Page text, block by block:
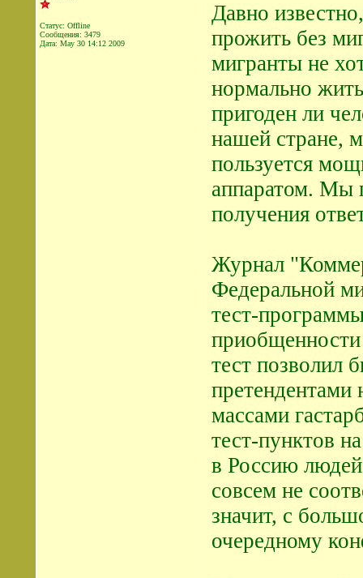
Статус: Offline
Сообщения: 3479
Дата: May 30 14:12 2009
Давно
прожить без
мигранты не
нормально
пригоден ли
нашей стране,
пользуется
аппаратом. Мы
получения
Журнал
Федеральной
тест-
приобщенности
тест позволил
массами
тест-пунктов
в Россию
совсем не
значит, с
очередному